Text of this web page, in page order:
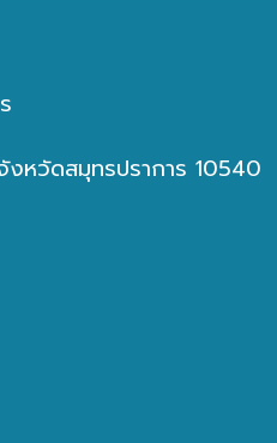
หวัดสมุทรปราการ 10540